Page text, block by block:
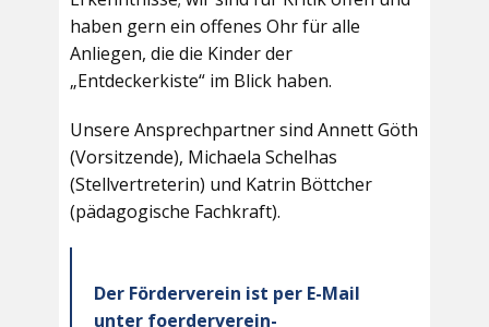
haben gern ein offenes Ohr für alle
Anliegen, die die Kinder der
„Entdeckerkiste“ im Blick haben.
Unsere Ansprechpartner sind Annett Göth
(Vorsitzende), Michaela Schelhas
(Stellvertreterin) und Katrin Böttcher
(pädagogische Fachkraft).
Der Förderverein ist per E-Mail
unter foerderverein-